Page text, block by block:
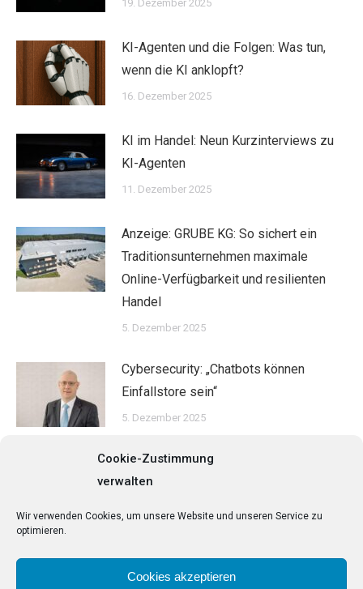
Cookie-Zustimmung
verwalten
Wir verwenden Cookies, um unsere Website und unseren Service zu
optimieren.
Cookies akzeptieren
19. Dezember 2025
KI-Agenten und die Folgen: Was tun,
wenn die KI anklopft?
16. Dezember 2025
KI im Handel: Neun Kurzinterviews zu
KI-Agenten
11. Dezember 2025
Anzeige: GRUBE KG: So sichert ein
Traditionsunternehmen maximale
Online-Verfügbarkeit und resilienten
Handel
5. Dezember 2025
Cybersecurity: „Chatbots können
Einfallstore sein“
5. Dezember 2025
Start-ups: KI brieft den Außendienst
2. Dezember 2025